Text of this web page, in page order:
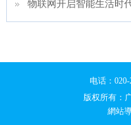
物联网开启智能生活时
电话：
版权所有：
網站